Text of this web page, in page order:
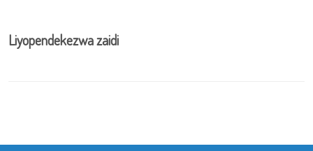
Liyopendekezwa zaidi